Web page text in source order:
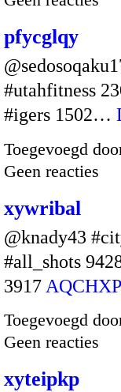
pfycglqy
#utahfitness
#igers 1502…
Toegevoegd
Geen reacties
xywribal
@knady43
#all_shots
3917
Toegevoegd
Geen reacties
xyteipkp